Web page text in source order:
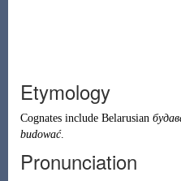
Etymology
Cognates include Belarusian
budować.
Pronunciation